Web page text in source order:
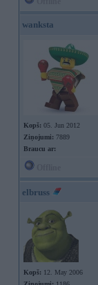
wanksta
Kopš: 05. Jun 2012
Ziņojumi: 7889
Braucu ar:
elbruss
Kopš: 12. May 2006